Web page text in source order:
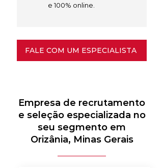
e 100% online.
FALE COM UM ESPECIALISTA
Empresa de recrutamento
e seleção especializada no
seu segmento em
Orizânia, Minas Gerais